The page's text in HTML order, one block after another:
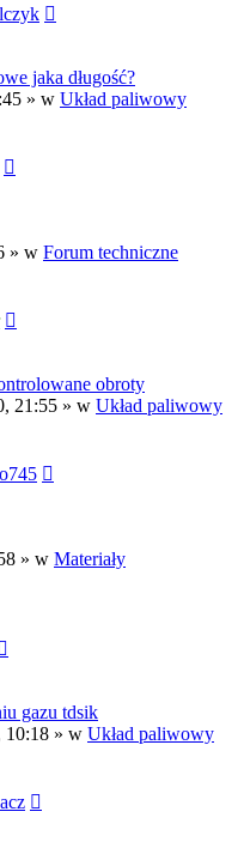
jaka długość?
» w Układ paliwowy
» w Forum techniczne
obroty
21:55 » w Układ paliwowy
» w Materiały
gazu tdsik
10:18 » w Układ paliwowy